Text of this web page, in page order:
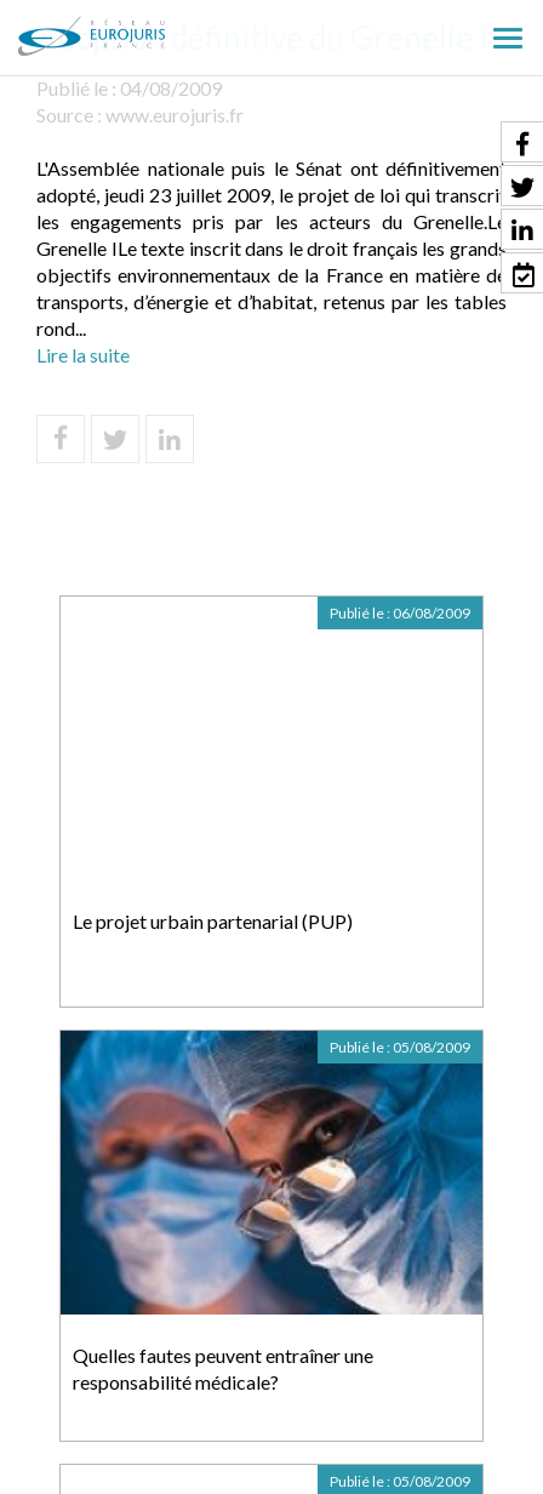
le
Adoption définitive du Grenelle I
Publié le : 04/08/2009
Source : www.eurojuris.fr
L'Assemblée nationale puis le Sénat ont définitivement
adopté, jeudi 23 juillet 2009, le projet de loi qui transcrit
les engagements pris par les acteurs du Grenelle.Le
Grenelle ILe texte inscrit dans le droit français les grands
objectifs environnementaux de la France en matière de
transports, d’énergie et d’habitat, retenus par les tables
rond...
Lire la suite
Le projet urbain partenarial (PUP)
Publié le : 06/08/2009
Quelles fautes peuvent entraîner une
responsabilité médicale?
Publié le : 05/08/2009
Publié le : 05/08/2009